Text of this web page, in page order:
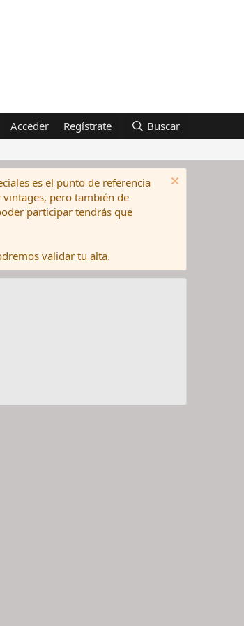
Acceder Regístrate Buscar
es el punto de referencia
vintages, pero también de
participar tendrás que
validar tu alta.